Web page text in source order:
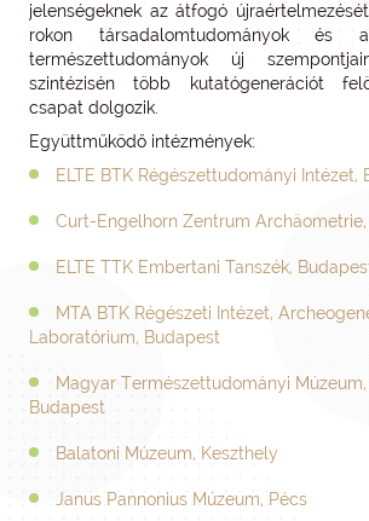
jelenségeknek az átfogó
rokon társadalomtudományok és
természettudományok új
szintézisén több kutatógenerációt
csapat dolgozik.
Együttműködő intézmények:
ELTE BTK Régészettudományi Intézet,
Curt-Engelhorn Zentrum
ELTE TTK Embertani Tanszék,
MTA BTK Régészeti Intézet,
Laboratórium, Budapest
Magyar Természettudományi
Budapest
Balatoni Múzeum, Keszthely
Janus Pannonius Múzeum, Pécs